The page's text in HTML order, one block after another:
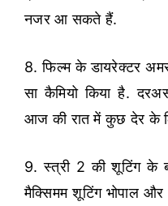
नजर आ सकते हैं.
8. फिल्म के डायरेक्टर
सा कैमियो किया है.
आज की रात में कुछ देर के
9. स्त्री 2 की शूटिंग के
मैक्सिमम शूटिंग भोपाल